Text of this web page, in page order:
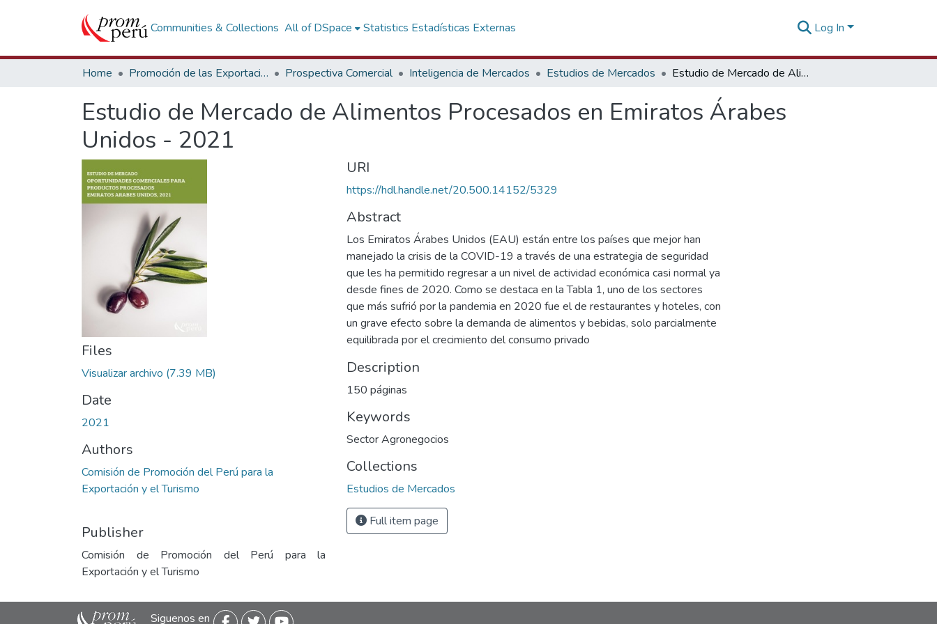
Communities & Collections All of DSpace Statistics Estadísticas Externas Log In
Home Promoción de las Exportaciones Prospectiva Comercial Inteligencia de Mercados Estudios de Mercados Estudio de Mercado de Alimentos Procesados en Emiratos Árabes Unidos - 2021
Estudio de Mercado de Alimentos Procesados en Emiratos Árabes
Unidos - 2021
Files
Visualizar archivo (7.39 MB)
Date
2021
Authors
Comisión de Promoción del Perú para la
Exportación y el Turismo
Publisher
Comisión de Promoción del Perú para la
Exportación y el Turismo
URI
https://hdl.handle.net/20.500.14152/5329
Abstract
Los Emiratos Árabes Unidos (EAU) están entre los países que mejor han
manejado la crisis de la COVID-19 a través de una estrategia de seguridad
que les ha permitido regresar a un nivel de actividad económica casi normal ya
desde fines de 2020. Como se destaca en la Tabla 1, uno de los sectores
que más sufrió por la pandemia en 2020 fue el de restaurantes y hoteles, con
un grave efecto sobre la demanda de alimentos y bebidas, solo parcialmente
equilibrada por el crecimiento del consumo privado
Description
150 páginas
Keywords
Sector Agronegocios
Collections
Estudios de Mercados
Full item page
Siguenos en